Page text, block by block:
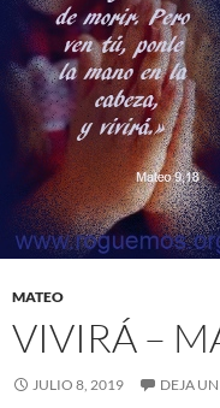
MATEO
VIVIRÁ –
JULIO 8, 2019 DEJA